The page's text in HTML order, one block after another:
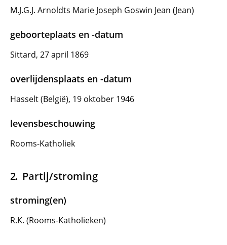
M.J.G.J. Arnoldts Marie Joseph Goswin Jean (Jean)
geboorteplaats en -datum
Sittard, 27 april 1869
overlijdensplaats en -datum
Hasselt (België), 19 oktober 1946
levensbeschouwing
Rooms-Katholiek
Partij/stroming
stroming(en)
R.K. (Rooms-Katholieken)